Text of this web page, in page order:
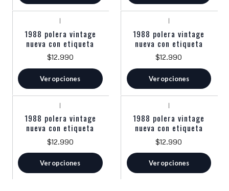
|
1988 polera vintage
nueva con etiqueta
$12.990
Ver opciones
|
1988 polera vintage
nueva con etiqueta
$12.990
Ver opciones
|
1988 polera vintage
nueva con etiqueta
$12.990
Ver opciones
|
1988 polera vintage
nueva con etiqueta
$12.990
Ver opciones